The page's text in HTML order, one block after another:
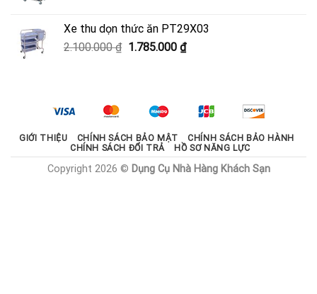
2.000.000 ₫.là:
1.800.000 ₫.
Xe thu dọn thức ăn PT29X03
2.100.000₫ Giá
1.785.000 ₫Giá
1.785.000 ₫.
GIỚI THIỆU CHÍNH SÁCH BẢO MẬT
CHÍNH SÁCH BẢO HÀNH
CHÍNH SÁCH ĐỔI TRẢ
HỒ SƠ NĂNG LỰC
Copyright 2026 © Dụng Cụ Nhà Hàng Khách Sạn